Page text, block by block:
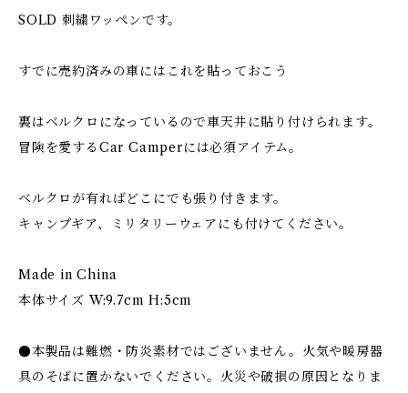
SOLD 刺繍ワッペンです。
すでに売約済みの車にはこれを貼っておこう
裏はベルクロになっているので車天井に貼り付けられます。
冒険を愛するCar Camperには必須アイテム。
ベルクロが有ればどこにでも張り付きます。
キャンプギア、ミリタリーウェアにも付けてください。
Made in China
本体サイズ W:9.7cm H:5cm
●本製品は難燃・防炎素材ではございません。火気や暖房器
具のそばに置かないでください。火災や破損の原因となりま